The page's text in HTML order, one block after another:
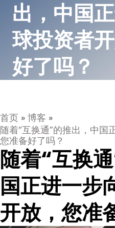
出，中国
球投资者
好了吗？
首页 » 博客 »
随着“互换通”的推出，中国
您准备好了吗？
随着“互换
国正进一步
开放，您准